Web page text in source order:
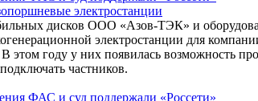
электростанции
дисков ООО «Азов-ТЭК» и
электростанции для
году у них появилась возможность
частников.